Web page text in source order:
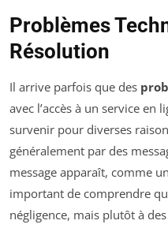
Problèmes
Résolution
Il arrive parfois que des
avec l’accès à un service en
survenir pour diverses
généralement par des
message apparaît, comme
important de comprendre
négligence, mais plutôt à